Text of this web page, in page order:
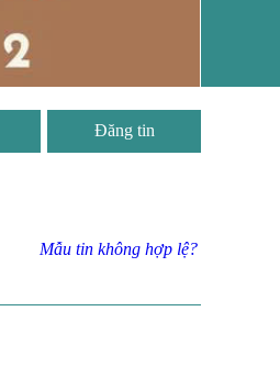
Đăng tin
Mẫu tin không hợp lệ?